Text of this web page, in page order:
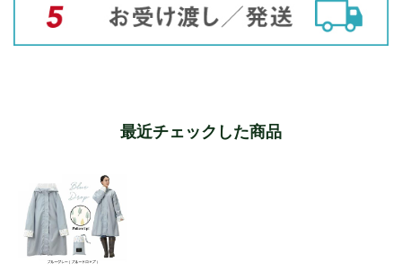
最近チェックした商品